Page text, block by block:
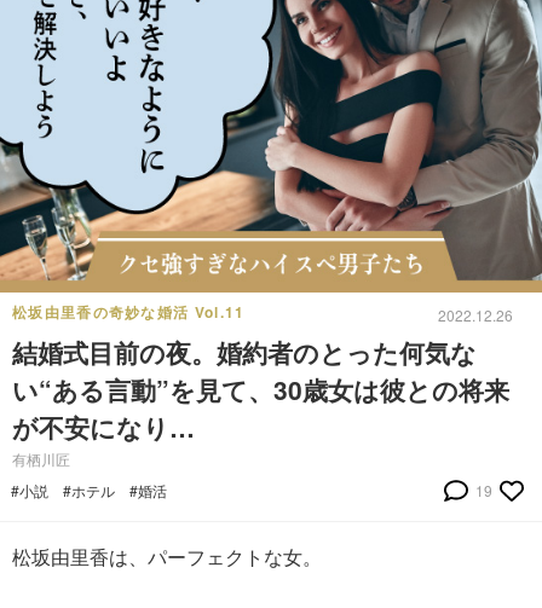
松坂由里香の奇妙な婚活 Vol.11 2022.12.26
結婚式目前の夜。婚約者のとった何気な
い“ある言動”を見て、30歳女は彼との将来
が不安になり…
有栖川匠
#小説
#ホテル #婚活 19
松坂由里香は、パーフェクトな女。